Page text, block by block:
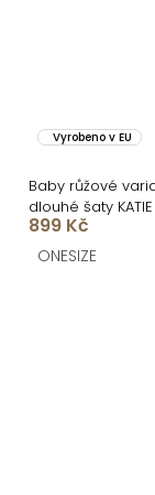
Vyrobeno v EU
Baby růžové
dlouhé šaty
vázáním
899 Kč
ONESIZE